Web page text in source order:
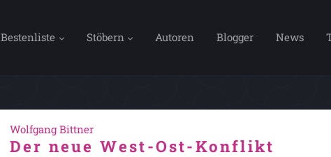
Bestenliste Stöbern Autoren Blogger News
Wolfgang Bittner
Der neue West-Ost-Konflikt